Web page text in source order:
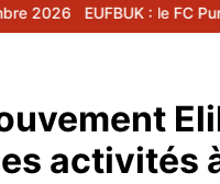
: le FC Puma
activités